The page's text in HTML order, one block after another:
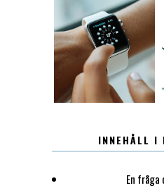
12.30
INNEHÅLL I
En fråga